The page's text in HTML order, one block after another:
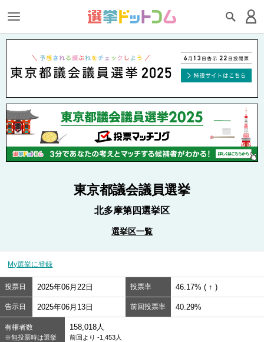
東京都議会議員選挙
北多摩第四選挙区
選挙区一覧
My選挙に登録
投票日 2025年06月22日 投票率 46.17% ( ↑ )
告示日 2025年06月13日 前回投票率 40.29%
有権者数
※無投票時は選挙
158,018人
前回より -1,453人